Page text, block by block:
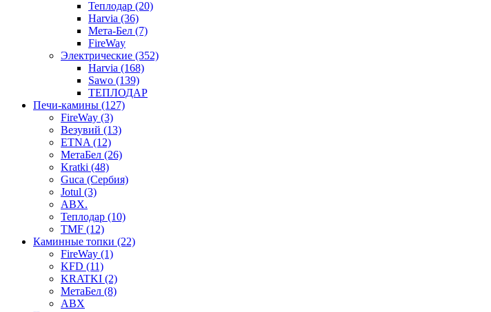
Теплодар (20)
Harvia (36)
Мета-Бел (7)
FireWay
Электрические (352)
Harvia (168)
Sawo (139)
ТЕПЛОДАР
Печи-камины (127)
FireWay (3)
Везувий (13)
ETNA (12)
МетаБел (26)
Kratki (48)
Guca (Сербия)
Jotul (3)
ABX.
Теплодар (10)
TMF (12)
Каминные топки (22)
FireWay (1)
KFD (11)
KRATKI (2)
МетаБел (8)
ABX